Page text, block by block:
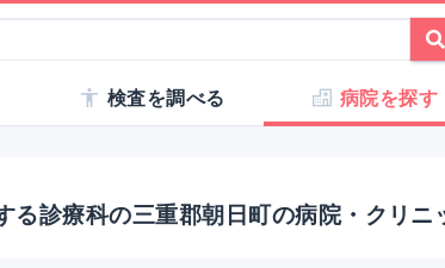
検査を調べる 病院を探す
る診療科の三重郡朝日町の病院・クリニ